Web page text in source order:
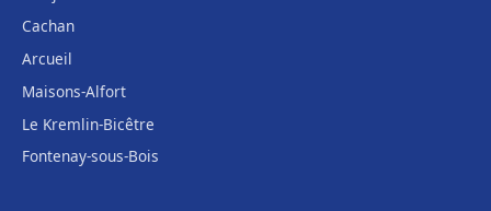
Cachan
Arcueil
Maisons-Alfort
Le Kremlin-Bicêtre
Fontenay-sous-Bois